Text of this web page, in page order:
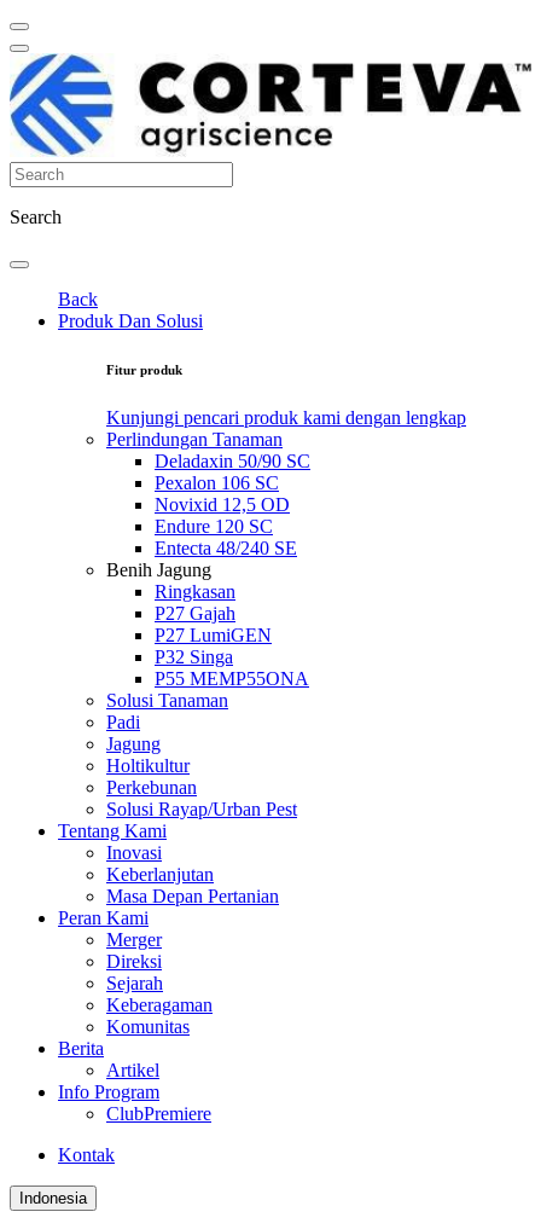
Search
Back
Produk Dan Solusi
Fitur produk
Kunjungi pencari produk kami dengan lengkap
Perlindungan Tanaman
Deladaxin 50/90 SC
Pexalon 106 SC
Novixid 12,5 OD
Endure 120 SC
Entecta 48/240 SE
Benih Jagung
Ringkasan
P27 Gajah
P27 LumiGEN
P32 Singa
P55 MEMP55ONA
Solusi Tanaman
Padi
Jagung
Holtikultur
Perkebunan
Solusi Rayap/Urban Pest
Tentang Kami
Inovasi
Keberlanjutan
Masa Depan Pertanian
Peran Kami
Merger
Direksi
Sejarah
Keberagaman
Komunitas
Berita
Artikel
Info Program
ClubPremiere
Kontak
Indonesia